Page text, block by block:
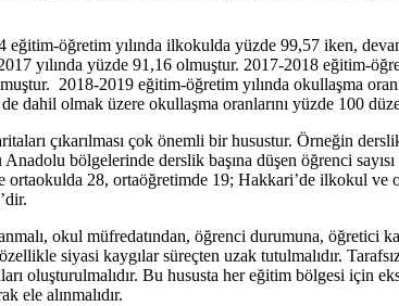
eğitim-öğretim yılında ilkokulda yüzde 99,57 iken,
yılında yüzde 91,16 olmuştur. 2017-2018 eğitim-
2018-2019 eğitim-öğretim yılında okullaşma
olmak üzere okullaşma oranlarını yüzde 100
çıkarılması çok önemli bir husustur. Örneğin
bölgelerinde derslik başına düşen öğrenci
28, ortaöğretimde 19; Hakkari’de ilkokul
okul müfredatından, öğrenci durumuna, öğretici
siyasi kaygılar süreçten uzak tutulmalıdır.
oluşturulmalıdır. Bu hususta her eğitim bölgesi için
ele alınmalıdır.